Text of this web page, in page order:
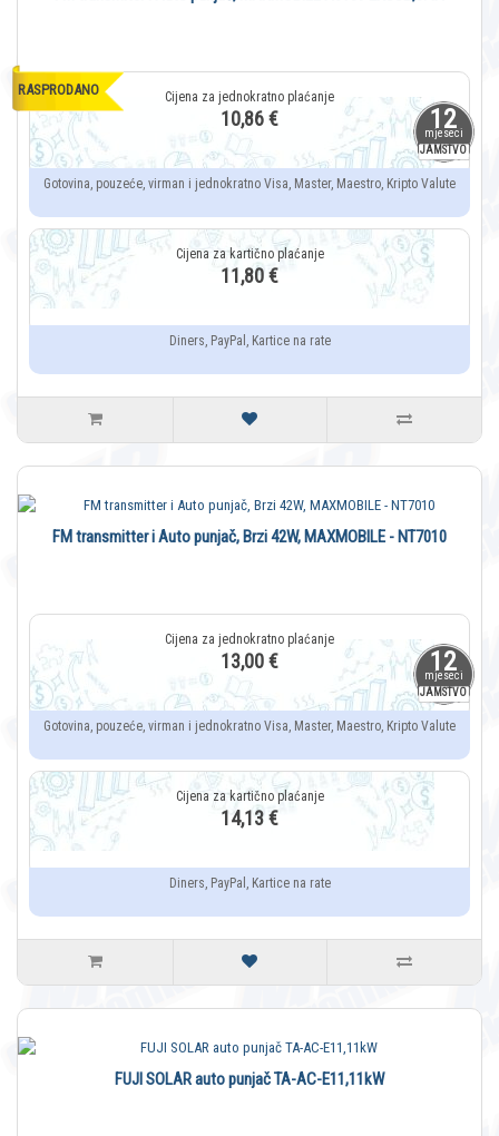
12
mjeseci
JAMSTVO
RASPRODANO
10,86 €
Gotovina, pouzeće, virman i jednokratno Visa, Master, Maestro, Kripto Valute
11,80 €
Diners, PayPal, Kartice na rate
12
mjeseci
JAMSTVO
FM transmitter i Auto punjač, Brzi 42W, MAXMOBILE - NT7010
13,00 €
Gotovina, pouzeće, virman i jednokratno Visa, Master, Maestro, Kripto Valute
14,13 €
Diners, PayPal, Kartice na rate
FUJI SOLAR auto punjač TA-AC-E11,11kW